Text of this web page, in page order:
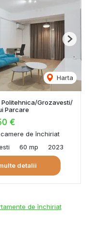
Harta
Next
Grozavesti/
Parcare
€
de închiriat
60 mp 2023
detalii
de închiriat